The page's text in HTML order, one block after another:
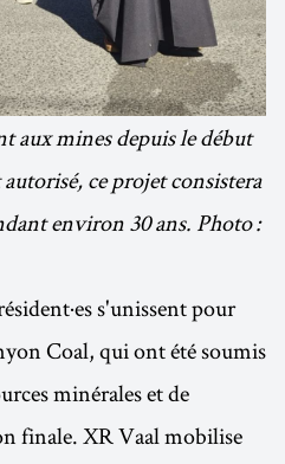
aux mines depuis le début
ce projet consistera
environ 30 ans. Photo :
s'unissent pour
Coal, qui ont été soumis
minérales et de
finale. XR Vaal mobilise